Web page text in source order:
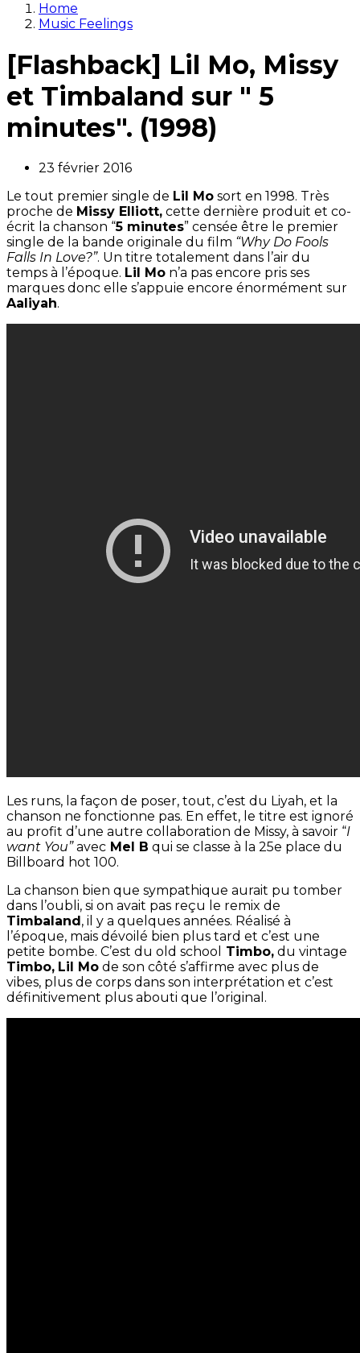
Home
Music Feelings
[Flashback] Lil Mo, Missy
et Timbaland sur " 5
minutes". (1998)
23 février 2016
Le tout premier single de Lil Mo sort en 1998. Très
proche de Missy Elliott, cette dernière produit et co-
écrit la chanson “5 minutes” censée être le premier
single de la bande originale du film “Why Do Fools
Falls In Love?”. Un titre totalement dans l’air du
temps à l’époque. Lil Mo n’a pas encore pris ses
marques donc elle s’appuie encore énormément sur
Aaliyah.
Les runs, la façon de poser, tout, c’est du Liyah, et la
chanson ne fonctionne pas. En effet, le titre est ignoré
au profit d’une autre collaboration de Missy, à savoir “I
want You”avec Mel B qui se classe à la 25e place du
Billboard hot 100.
La chanson bien que sympathique aurait pu tomber
dans l’oubli, si on avait pas reçu le remix de
Timbaland, il y a quelques années. Réalisé à
l’époque, mais dévoilé bien plus tard et c’est une
petite bombe. C’est du old school
Timbo, du vintage
Timbo, Lil Mo de son côté s’affirme avec plus de
vibes, plus de corps dans son interprétation et c’est
définitivement plus abouti que l’original.